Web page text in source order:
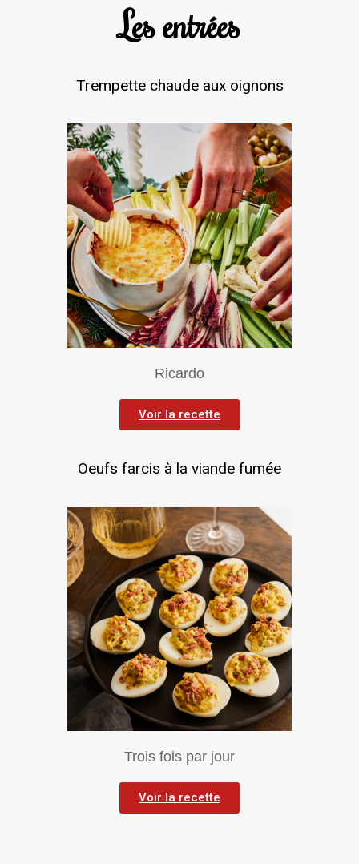
Les entrées
Trempette chaude aux oignons
Ricardo
Voir la recette
Oeufs farcis à la viande fumée
Trois fois par jour
Voir la recette